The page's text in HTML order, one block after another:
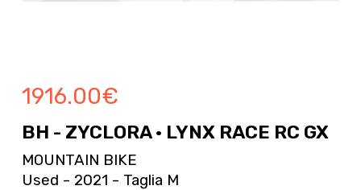
1916.00€
BH - ZYCLORA · LYNX RACE RC GX
MOUNTAIN BIKE
Used - 2021 - Taglia M